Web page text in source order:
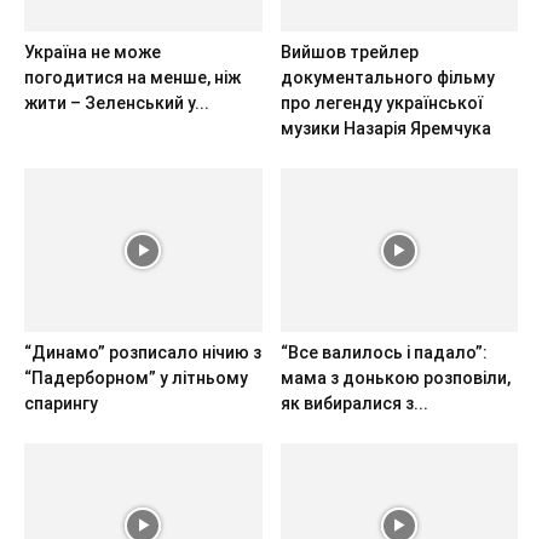
Україна не може
погодитися на менше, ніж
жити – Зеленський у...
Вийшов трейлер
документального фільму
про легенду української
музики Назарія Яремчука
“Динамо” розписало нічию з
“Падерборном” у літньому
спарингу
“Все валилось і падало”:
мама з донькою розповіли,
як вибиралися з...